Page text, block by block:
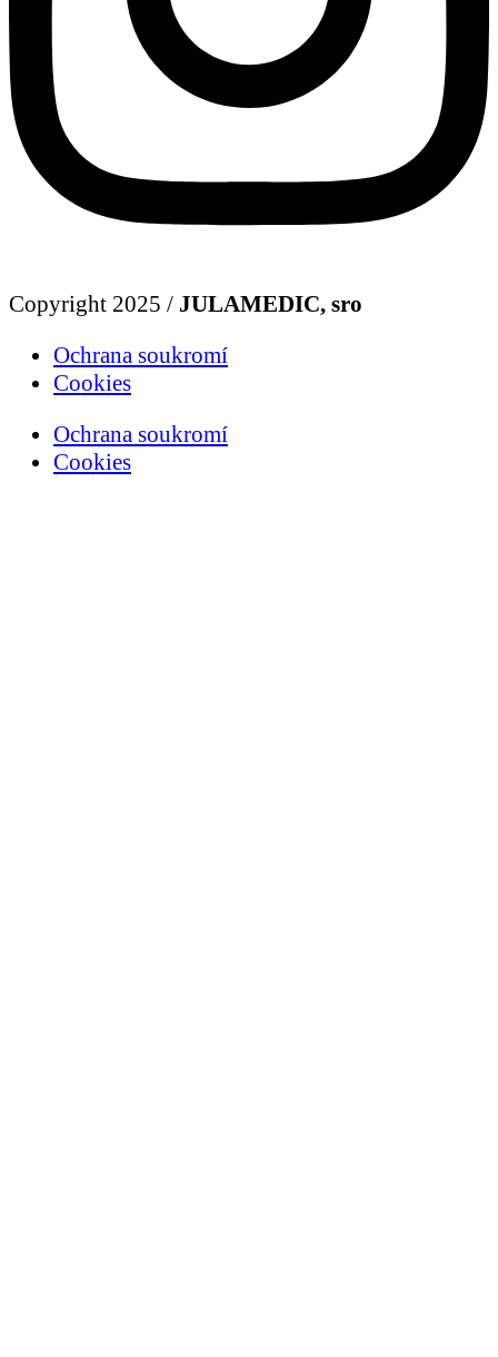
Copyright 2025 / JULAMEDIC, sro
Ochrana soukromí
Cookies
Ochrana soukromí
Cookies